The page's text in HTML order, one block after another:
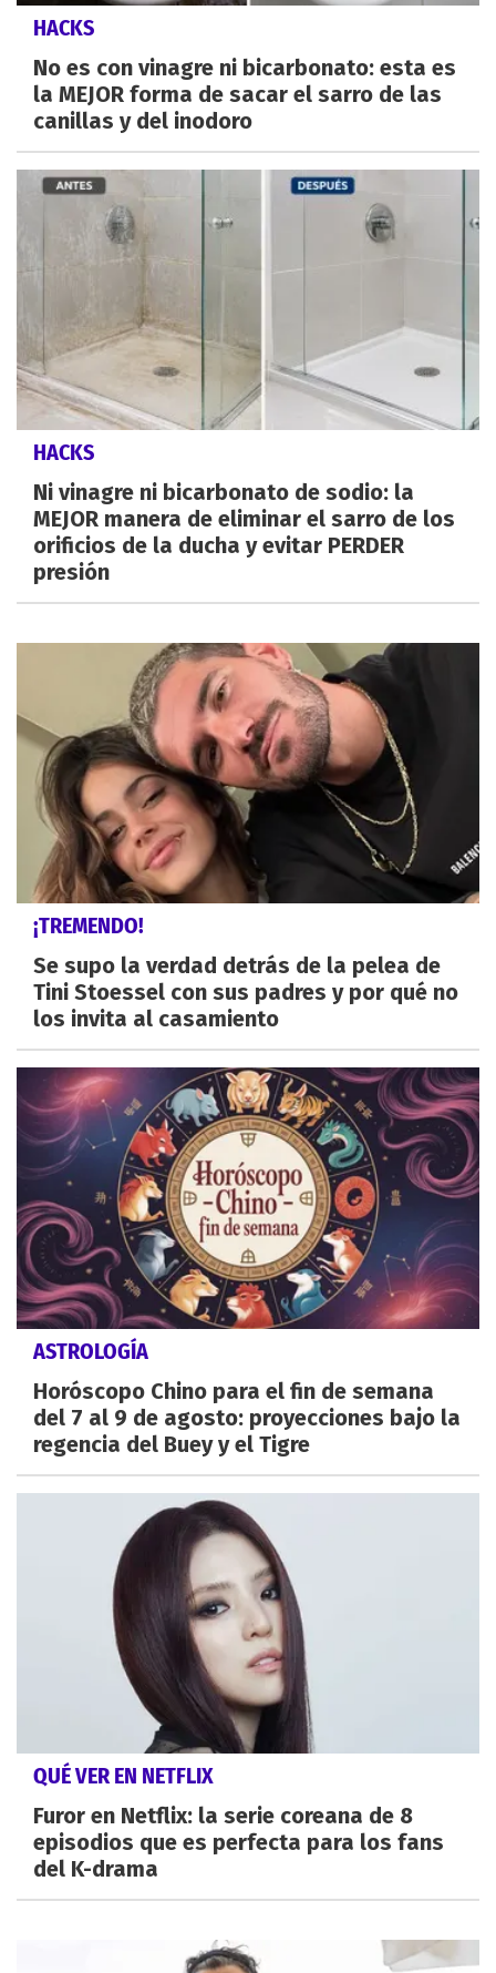
HACKS
No es con vinagre ni bicarbonato: esta es
la MEJOR forma de sacar el sarro de las
canillas y del inodoro
HACKS
Ni vinagre ni bicarbonato de sodio: la
MEJOR manera de eliminar el sarro de los
orificios de la ducha y evitar PERDER
presión
¡TREMENDO!
Se supo la verdad detrás de la pelea de
Tini Stoessel con sus padres y por qué no
los invita al casamiento
ASTROLOGÍA
Horóscopo Chino para el fin de semana
del 7 al 9 de agosto: proyecciones bajo la
regencia del Buey y el Tigre
QUÉ VER EN NETFLIX
Furor en Netflix: la serie coreana de 8
episodios que es perfecta para los fans
del K-drama